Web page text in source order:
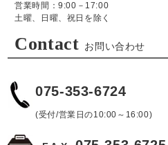
営業時間：9:00－17:00
土曜、日曜、祝日を除く
Contact お問い合わせ
075-353-6724
(受付/営業日の10:00～16:00)